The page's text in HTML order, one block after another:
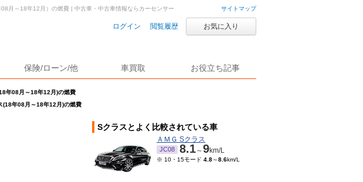
サイトマップ
ログイン 閲覧履歴 お気に入り
保険/ローン/他 車買取 お役立ち記事
年08月～18年12月)の燃費
(18年08月～18年12月)の燃費
月～18年12月）の燃費 | 中古車・中古車情報ならカーセンサー
Sクラスとよく比較されている車
ＡＭＧ Sクラス
JC08 8.1～9km/L
※ 10・15モード 4.8～8.6km/L